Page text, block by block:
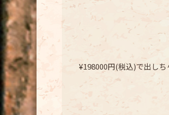
¥198000円(税込)で出しち